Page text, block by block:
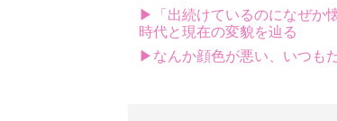
▶「出続けているのになぜか
時代と現在の変貌を辿る
▶なんか顔色が悪い、いつも